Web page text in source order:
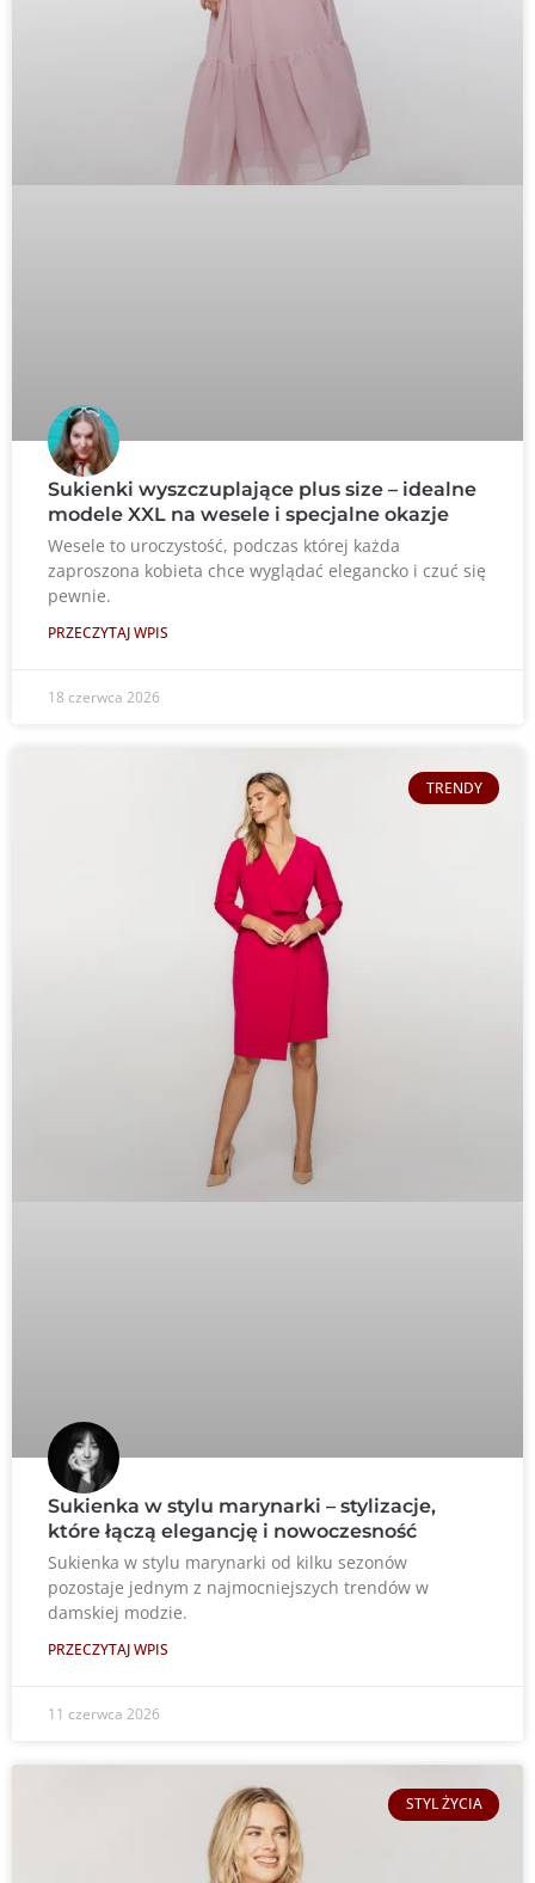
Sukienki wyszczuplające plus size – idealne
modele XXL na wesele i specjalne okazje
Wesele to uroczystość, podczas której każda
zaproszona kobieta chce wyglądać elegancko i czuć się
pewnie.
PRZECZYTAJ WPIS
18 czerwca 2026
TRENDY
Sukienka w stylu marynarki – stylizacje,
które łączą elegancję i nowoczesność
Sukienka w stylu marynarki od kilku sezonów
pozostaje jednym z najmocniejszych trendów w
damskiej modzie.
PRZECZYTAJ WPIS
11 czerwca 2026
STYL ŻYCIA